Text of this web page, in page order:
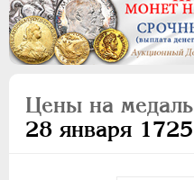
Цены на медаль
28 января 1725
ВСЕ
ПEТР I 1699-1725
Латинская надпись
A C D F